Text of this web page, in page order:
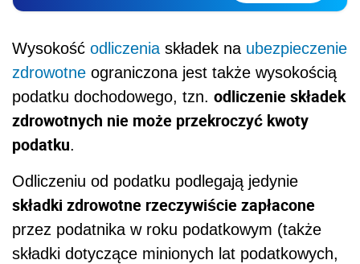
Wysokość odliczenia składek na ubezpieczenie
zdrowotne ograniczona jest także wysokością
podatku dochodowego, tzn. odliczenie składek
zdrowotnych nie może przekroczyć kwoty
podatku.
Odliczeniu od podatku podlegają jedynie
składki zdrowotne rzeczywiście zapłacone
przez podatnika w roku podatkowym (także
składki dotyczące minionych lat podatkowych,